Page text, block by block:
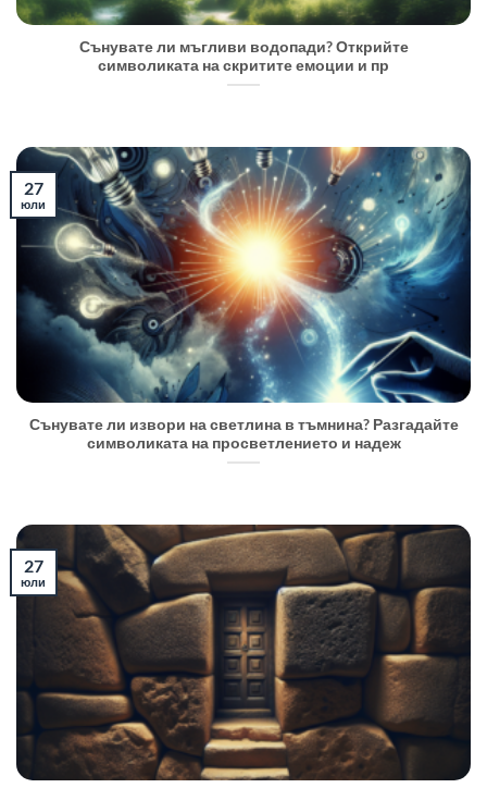
Сънувате ли мъгливи водопади? Открийте
символиката на скритите емоции и пр
Сънувате ли извори на светлина в тъмнина? Разгадайте
символиката на просветлението и надеж
27
юли
27
юли